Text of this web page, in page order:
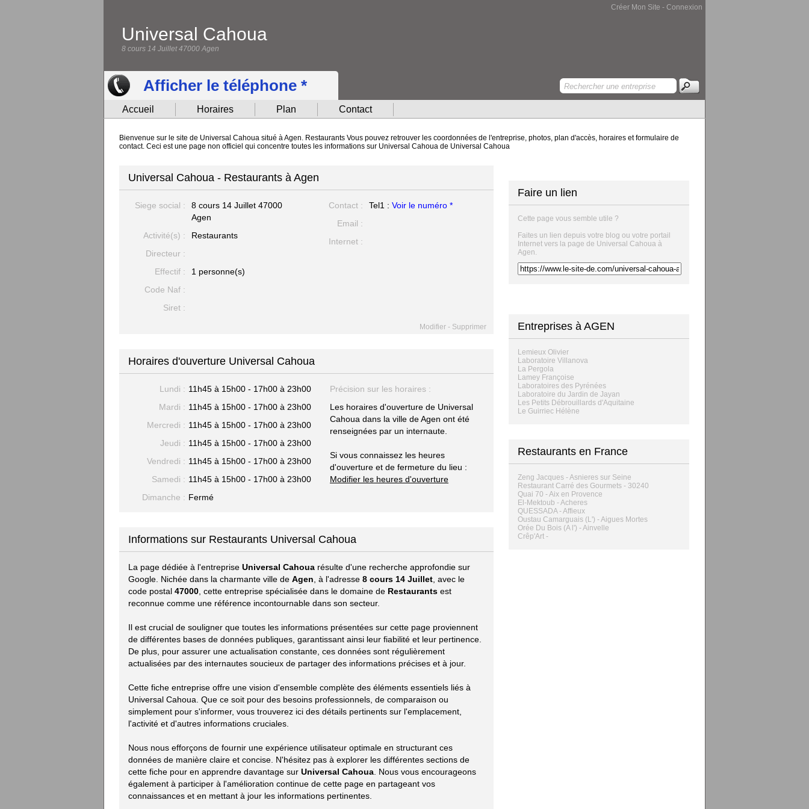
Créer Mon Site - Connexion
Universal Cahoua
8 cours 14 Juillet 47000 Agen
Afficher le téléphone *
Accueil Horaires Plan Contact
Bienvenue sur le site de Universal Cahoua situé à Agen. Restaurants Vous pouvez retrouver les coordonnées de l'entreprise, photos, plan d'accès, horaires et formulaire de
contact. Ceci est une page non officiel qui concentre toutes les informations sur Universal Cahoua de Universal Cahoua
Universal Cahoua - Restaurants à Agen
Siege social : 8 cours 14 Juillet 47000
Agen
Activité(s) :
Restaurants
Directeur :
Effectif :
1 personne(s)
Code Naf :
Siret :
Contact : Tel1 : Voir le numéro *
Email :
Internet :
Modifier - Supprimer
Horaires d'ouverture Universal Cahoua
Lundi : 11h45 à 15h00 - 17h00 à 23h00
Mardi : 11h45 à 15h00 - 17h00 à 23h00
Mercredi : 11h45 à 15h00 - 17h00 à 23h00
Jeudi : 11h45 à 15h00 - 17h00 à 23h00
Vendredi : 11h45 à 15h00 - 17h00 à 23h00
Samedi : 11h45 à 15h00 - 17h00 à 23h00
Dimanche : Fermé
Précision sur les horaires :
Les horaires d'ouverture de Universal
Cahoua dans la ville de Agen ont été
renseignées par un internaute.
Si vous connaissez les heures
d'ouverture et de fermeture du lieu :
Modifier les heures d'ouverture
Informations sur Restaurants Universal Cahoua
La page dédiée à l'entreprise Universal Cahoua résulte d'une recherche approfondie sur
Google. Nichée dans la charmante ville de Agen , à l'adresse 8 cours 14 Juillet , avec le
code postal 47000 , cette entreprise spécialisée dans le domaine de Restaurants est
reconnue comme une référence incontournable dans son secteur.
Il est crucial de souligner que toutes les informations présentées sur cette page proviennent
de différentes bases de données publiques, garantissant ainsi leur fiabilité et leur pertinence.
De plus, pour assurer une actualisation constante, ces données sont régulièrement
actualisées par des internautes soucieux de partager des informations précises et à jour.
Cette fiche entreprise offre une vision d'ensemble complète des éléments essentiels liés à
Universal Cahoua. Que ce soit pour des besoins professionnels, de comparaison ou
simplement pour s'informer, vous trouverez ici des détails pertinents sur l'emplacement,
l'activité et d'autres informations cruciales.
Nous nous efforçons de fournir une expérience utilisateur optimale en structurant ces
données de manière claire et concise. N'hésitez pas à explorer les différentes sections de
cette fiche pour en apprendre davantage sur Universal Cahoua . Nous vous encourageons
également à participer à l'amélioration continue de cette page en partageant vos
connaissances et en mettant à jour les informations pertinentes.
Faire un lien
Cette page vous semble utile ?
Faites un lien depuis votre blog ou votre portail
Internet vers la page de Universal Cahoua à
Agen.
Entreprises à AGEN
Lemieux Olivier
Laboratoire Villanova
La Pergola
Lamey Françoise
Laboratoires des Pyrénées
Laboratoire du Jardin de Jayan
Les Petits Débrouillards d'Aquitaine
Le Guirriec Hélène
Restaurants en France
Zeng Jacques - Asnieres sur Seine
Restaurant Carré des Gourmets - 30240
Quai 70 - Aix en Provence
El-Mektoub - Acheres
QUESSADA - Affieux
Oustau Camarguais (L') - Aigues Mortes
Orée Du Bois (A l') - Ainvelle
Crêp'Art -